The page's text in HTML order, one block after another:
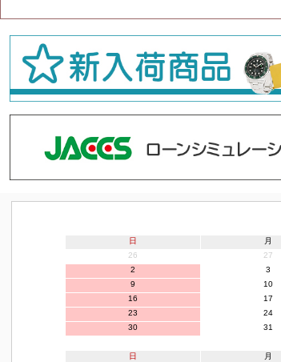
日
月
26
27
2
3
9
10
16
17
23
24
30
31
日
月